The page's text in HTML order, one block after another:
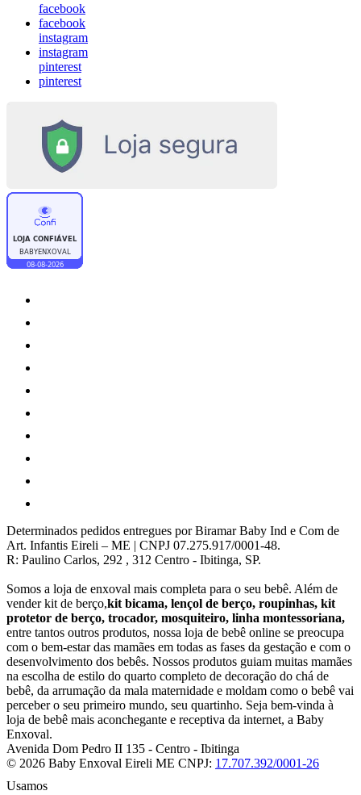
facebook
facebook
instagram
instagram
pinterest
pinterest
Determinados pedidos entregues por Biramar Baby Ind e Com de
Art. Infantis Eireli – ME | CNPJ 07.275.917/0001-48.
R: Paulino Carlos, 292 , 312 Centro - Ibitinga, SP.
Somos a loja de enxoval mais completa para o seu bebê. Além de
vender kit de berço,kit bicama, lençol de berço, roupinhas, kit
protetor de berço, trocador, mosquiteiro, linha montessoriana,
entre tantos outros produtos, nossa loja de bebê online se preocupa
com o bem-estar das mamães em todas as fases da gestação e com o
desenvolvimento dos bebês. Nossos produtos guiam muitas mamães
na escolha de estilo do quarto completo de decoração do chá de
bebê, da arrumação da mala maternidade e moldam como o bebê vai
perceber o seu primeiro mundo, seu quartinho. Seja bem-vinda à
loja de bebê mais aconchegante e receptiva da internet, a Baby
Enxoval.
Avenida Dom Pedro II 135 - Centro - Ibitinga
© 2026 Baby Enxoval Eireli ME CNPJ: 17.707.392/0001-26
Usamos